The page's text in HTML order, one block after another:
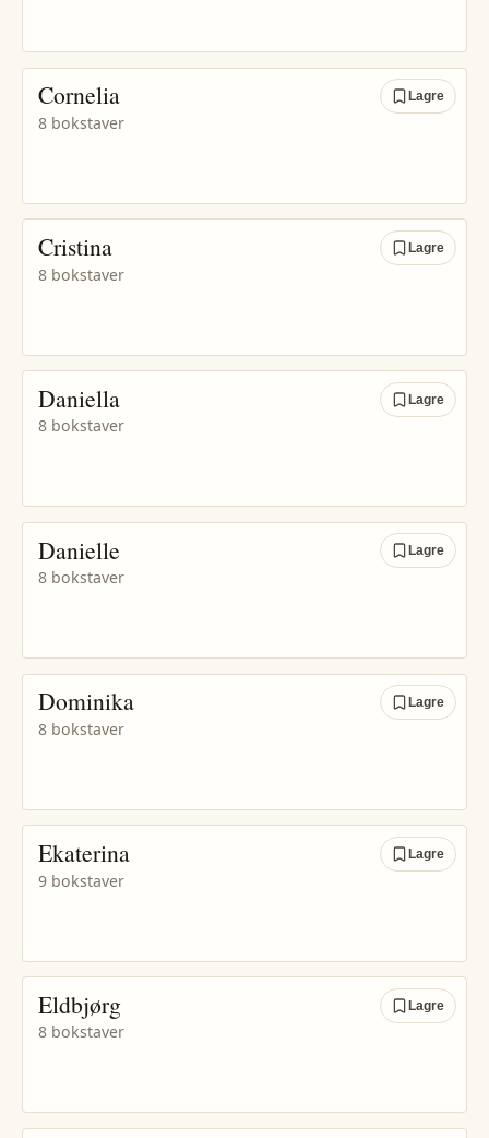
Cornelia
8 bokstaver
Lagre
Cristina
8 bokstaver
Lagre
Daniella
8 bokstaver
Lagre
Danielle
8 bokstaver
Lagre
Dominika
8 bokstaver
Lagre
Ekaterina
9 bokstaver
Lagre
Eldbjørg
8 bokstaver
Lagre